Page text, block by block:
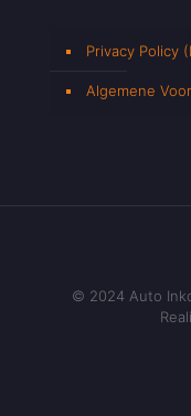
Privacy Policy
Algemene
© 2024 Auto